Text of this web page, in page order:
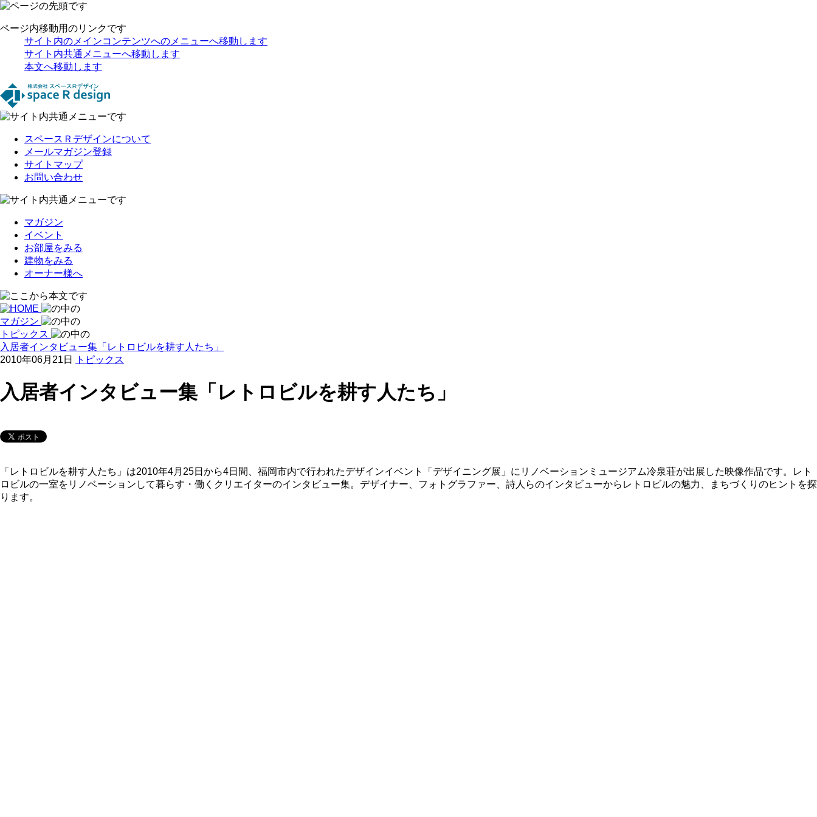
ページ内移動用のリンクです
サイト内のメインコンテンツへのメニューへ移動します
サイト内共通メニューへ移動します
本文へ移動します
スペースＲデザインについて
メールマガジン登録
サイトマップ
お問い合わせ
マガジン
イベント
お部屋をみる
建物をみる
オーナー様へ
マガジン
トピックス
入居者インタビュー集「レトロビルを耕す人たち」
2010年06月21日
トピックス
入居者インタビュー集「レトロビルを耕す人たち」
「レトロビルを耕す人たち」は2010年4月25日から4日間、福岡市内で行われたデザインイベント「デザイニング展」にリノベーションミュージアム冷泉荘が出展した映像作品です。レト
ロビルの一室をリノベーションして暮らす・働くクリエイターのインタビュー集。デザイナー、フォトグラファー、詩人らのインタビューからレトロビルの魅力、まちづくりのヒントを探
ります。